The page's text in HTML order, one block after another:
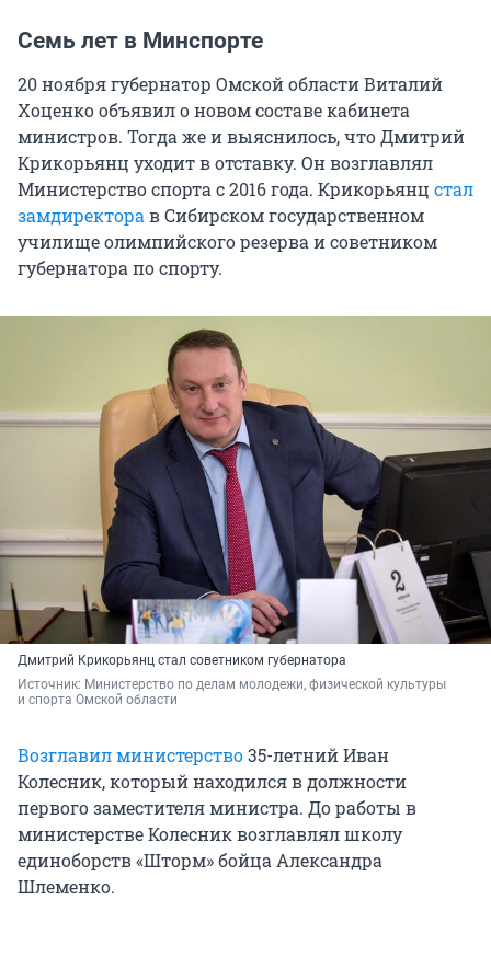
Семь лет в Минспорте
20 ноября губернатор Омской области Виталий
Хоценко объявил о новом составе кабинета
министров. Тогда же и выяснилось, что Дмитрий
Крикорьянц уходит в отставку. Он возглавлял
Министерство спорта с 2016 года. Крикорьянц стал
замдиректора в Сибирском государственном
училище олимпийского резерва и советником
губернатора по спорту.
Дмитрий Крикорьянц стал советником губернатора
Источник: Министерство по делам молодежи, физической культуры
и спорта Омской области
Возглавил министерство35-летний Иван
Колесник, который находился в должности
первого заместителя министра. До работы в
министерстве Колесник возглавлял школу
единоборств «Шторм» бойца Александра
Шлеменко.